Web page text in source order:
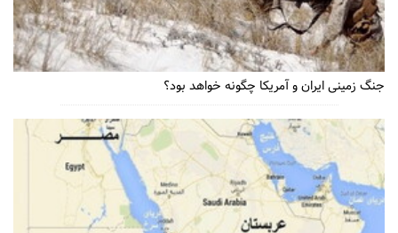
جنگ زمینی ایران و آمریکا چگونه خواهد بود؟